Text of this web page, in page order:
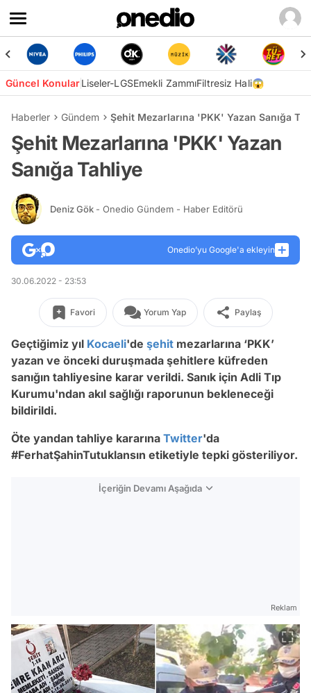
Güncel KonularLiseler-LGSEmekli ZammıFiltresiz Hali😱
Haberler Gündem Şehit Mezarlarına 'PKK' Yazan Sanığa
Şehit Mezarlarına 'PKK' Yazan
Sanığa Tahliye
Deniz Gök - Onedio Gündem - Haber Editörü
Onedio’yu Google'a ekleyin
30.06.2022 - 23:53
Favori Yorum Yap Paylaş
Geçtiğimiz yıl Kocaeli'de şehit mezarlarına ‘PKK’
yazan ve önceki duruşmada şehitlere küfreden
sanığın tahliyesine karar verildi. Sanık için Adli Tıp
Kurumu'ndan akıl sağlığı raporunun bekleneceği
bildirildi.
Öte yandan tahliye kararına Twitter'da
#FerhatŞahinTutuklansın etiketiyle tepki gösteriliyor.
İçeriğin Devamı Aşağıda
Reklam